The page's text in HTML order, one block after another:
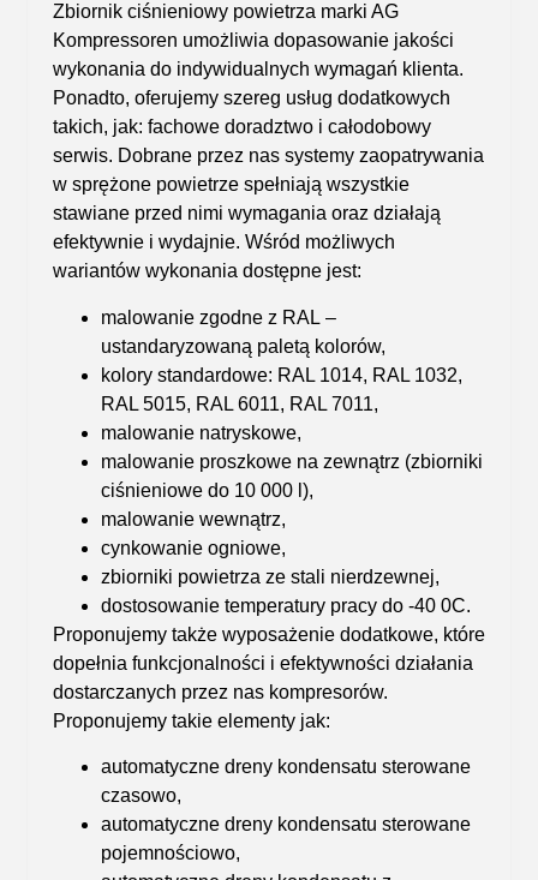
Zbiornik ciśnieniowy powietrza marki AG
Kompressoren umożliwia dopasowanie jakości
wykonania do indywidualnych wymagań klienta.
Ponadto, oferujemy szereg usług dodatkowych
takich, jak: fachowe doradztwo i całodobowy
serwis. Dobrane przez nas systemy zaopatrywania
w sprężone powietrze spełniają wszystkie
stawiane przed nimi wymagania oraz działają
efektywnie i wydajnie. Wśród możliwych
wariantów wykonania dostępne jest:
malowanie zgodne z RAL –
ustandaryzowaną paletą kolorów,
kolory standardowe: RAL 1014, RAL 1032,
RAL 5015, RAL 6011, RAL 7011,
malowanie natryskowe,
malowanie proszkowe na zewnątrz (zbiorniki
ciśnieniowe do 10 000 l),
malowanie wewnątrz,
cynkowanie ogniowe,
zbiorniki powietrza ze stali nierdzewnej,
dostosowanie temperatury pracy do -40 0C.
Proponujemy także wyposażenie dodatkowe, które
dopełnia funkcjonalności i efektywności działania
dostarczanych przez nas kompresorów.
Proponujemy takie elementy jak:
automatyczne dreny kondensatu sterowane
czasowo,
automatyczne dreny kondensatu sterowane
pojemnościowo,